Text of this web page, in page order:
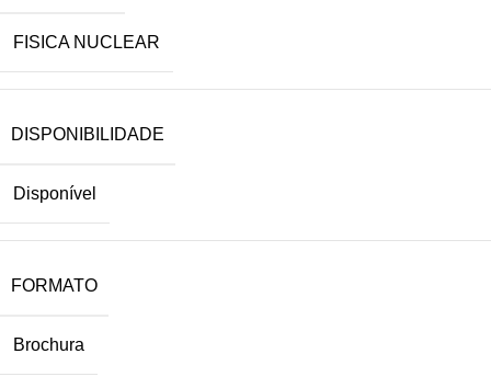
FISICA NUCLEAR
DISPONIBILIDADE
Disponível
FORMATO
Brochura